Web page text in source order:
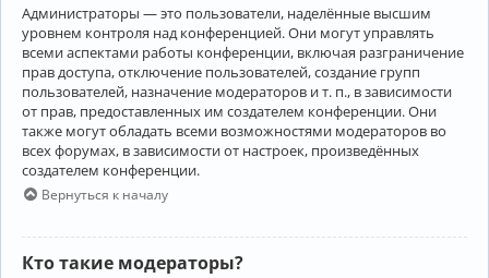
Администраторы — это пользователи, наделённые высшим
уровнем контроля над конференцией. Они могут управлять
всеми аспектами работы конференции, включая разграничение
прав доступа, отключение пользователей, создание групп
пользователей, назначение модераторов и т. п., в зависимости
от прав, предоставленных им создателем конференции. Они
также могут обладать всеми возможностями модераторов во
всех форумах, в зависимости от настроек, произведённых
создателем конференции.
Вернуться к началу
Кто такие модераторы?